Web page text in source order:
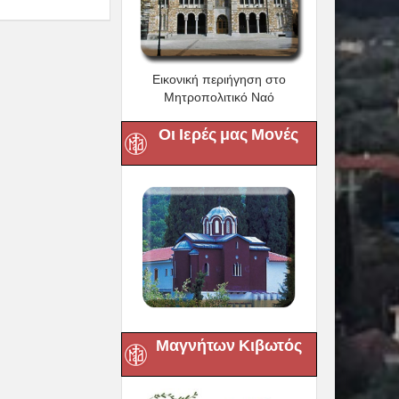
Εικονική περιήγηση στο
Μητροπολιτικό Ναό
Οι Ιερές μας Μονές
Μαγνήτων Κιβωτός